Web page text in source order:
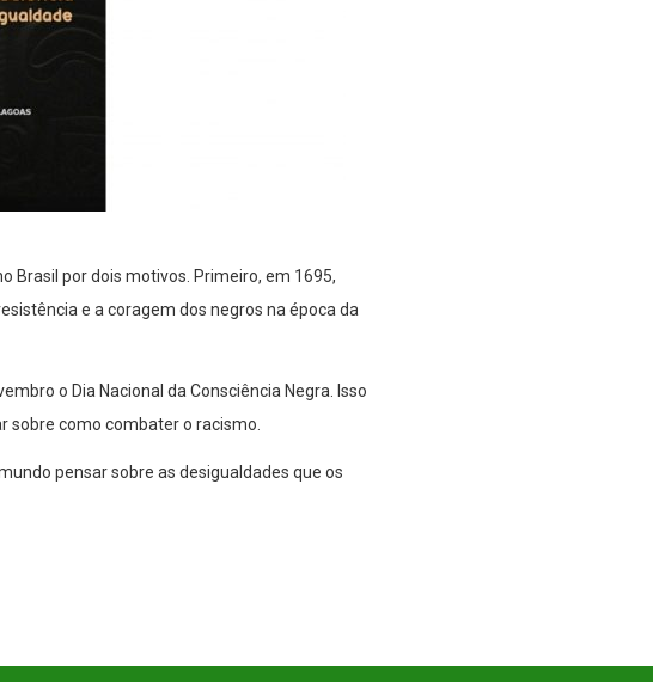
Brasil por dois motivos. Primeiro, em 1695,
e a coragem dos negros na época da
o Dia Nacional da Consciência Negra. Isso
sobre como combater o racismo.
pensar sobre as desigualdades que os